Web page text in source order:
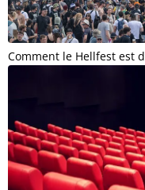
Comment le Hellfest est